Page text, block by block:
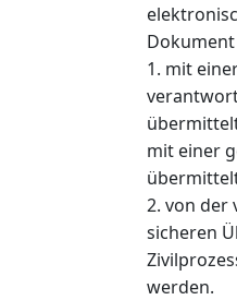
1. mit
mit einer
2. von der
sicheren
werden.